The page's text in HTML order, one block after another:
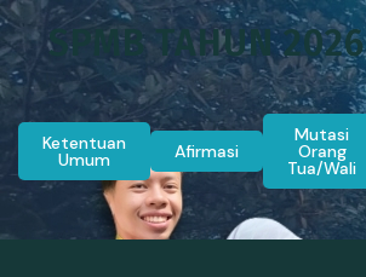
SPMB TAHUN 2026
Ketentuan
Umum Afirmasi
Mutasi
Orang
Tua/Wali